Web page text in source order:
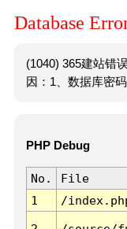
Database
(1040) 365建站错
因：1、数据库密
PHP Debug
No. File
1
/